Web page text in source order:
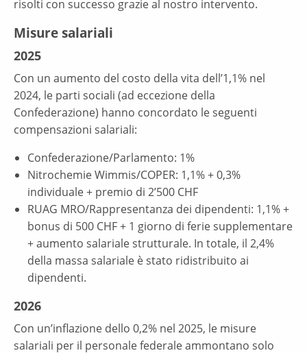
risolti con successo grazie al nostro intervento.
Misure salariali
2025
Con un aumento del costo della vita dell’1,1% nel
2024, le parti sociali (ad eccezione della
Confederazione) hanno concordato le seguenti
compensazioni salariali:
Confederazione/Parlamento: 1%
Nitrochemie Wimmis/COPER: 1,1% + 0,3%
individuale + premio di 2’500 CHF
RUAG MRO/Rappresentanza dei dipendenti: 1,1% +
bonus di 500 CHF + 1 giorno di ferie supplementare
+ aumento salariale strutturale. In totale, il 2,4%
della massa salariale è stato ridistribuito ai
dipendenti.
2026
Con un’inflazione dello 0,2% nel 2025, le misure
salariali per il personale federale ammontano solo